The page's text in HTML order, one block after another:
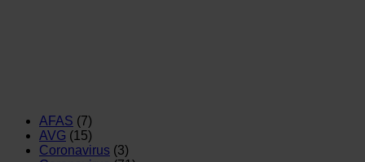
AFAS (7)
AVG (15)
Coronavirus (3)